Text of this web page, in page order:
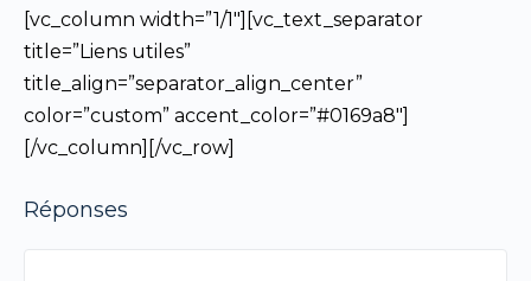
[vc_column width=”1/1″][vc_text_separator
title=”Liens utiles”
title_align=”separator_align_center”
color=”custom” accent_color=”#0169a8″]
[/vc_column][/vc_row]
Réponses